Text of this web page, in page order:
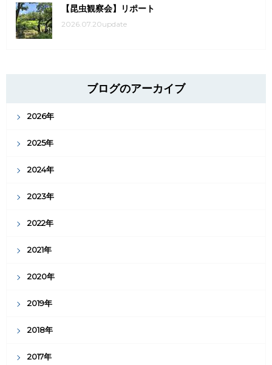
【昆虫観察会】リポート
2026.07.20update
ブログのアーカイブ
2026年
2025年
2024年
2023年
2022年
2021年
2020年
2019年
2018年
2017年